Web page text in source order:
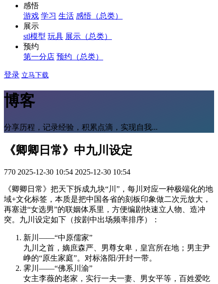
感悟
游戏 学习 生活 感悟（总类）
展示
stl模型 玩具 展示（总类）
预约
第一分店 预约（总类）
登录 立马下载
博客
分享历程，记录经验，积累点滴，实现自我...
《卿卿日常》中九川设定
770 2025-12-30 10:54 2025-12-30 10:54
《卿卿日常》把天下拆成九块“川”，每川对应一种极端化的地
域+文化标签，本质是把中国各省的刻板印象做二次元放大，
再塞进“女选男”的联姻体系里，方便编剧快速立人物、造冲
突。九川设定如下（按剧中出场频率排序）：
新川——“中原儒家”
九川之首，嫡庶森严、男尊女卑，皇宫所在地；男主尹
峥的“原生家庭”。对标洛阳/开封一带。
霁川——“佛系川渝”
女主李薇的老家，实行一夫一妻、男女平等，百姓爱吃